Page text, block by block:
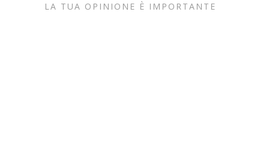
LA TUA OPINIONE È IMPORTANTE